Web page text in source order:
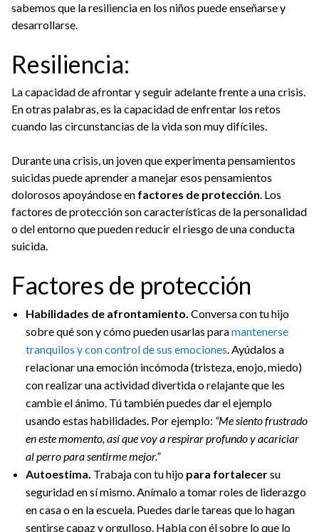
sabemos que la resiliencia en los niños puede enseñarse y
desarrollarse.
Resiliencia:
La capacidad de afrontar y seguir adelante frente a una crisis.
En otras palabras, es la capacidad de enfrentar los retos
cuando las circunstancias de la vida son muy difíciles.
Durante una crisis, un joven que experimenta pensamientos
suicidas puede aprender a manejar esos pensamientos
dolorosos apoyándose en factores de protección. Los
factores de protección son características de la personalidad
o del entorno que pueden reducir el riesgo de una conducta
suicida.
Factores de protección
Habilidades de afrontamiento. Conversa con tu hijo
sobre qué son y cómo pueden usarlas paramantenerse
tranquilos y con control de sus emociones. Ayúdalos a
relacionar una emoción incómoda (tristeza, enojo, miedo)
con realizar una actividad divertida o relajante que les
cambie el ánimo. Tú también puedes dar el ejemplo
usando estas habilidades. Por ejemplo: “Me siento frustrado
en este momento, así que voy a respirar profundo y acariciar
al perro para sentirme mejor.”
Autoestima. Trabaja con tu hijo para fortalecersu
seguridad en sí mismo. Anímalo a tomar roles de liderazgo
en casa o en la escuela. Puedes darle tareas que lo hagan
sentirse capaz y orgulloso. Habla con él sobre lo que lo